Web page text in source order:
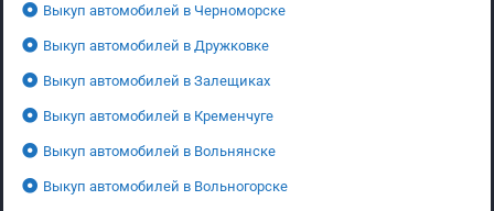
Выкуп автомобилей в Черноморске
Выкуп автомобилей в Дружковке
Выкуп автомобилей в Залещиках
Выкуп автомобилей в Кременчуге
Выкуп автомобилей в Вольнянске
Выкуп автомобилей в Вольногорске